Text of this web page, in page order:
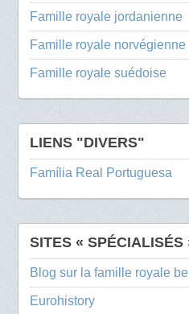
Famille royale jordanienne
Famille royale norvégienne
Famille royale suédoise
LIENS "DIVERS"
Família Real Portuguesa
SITES « SPÉCIALISÉS
Blog sur la famille royale
Eurohistory